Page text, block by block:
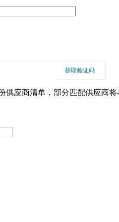
获取验证码
供应商清单，部分匹配供应商